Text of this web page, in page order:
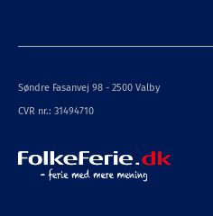
Søndre Fasanvej 98 - 2500 Valby
CVR nr.: 31494710